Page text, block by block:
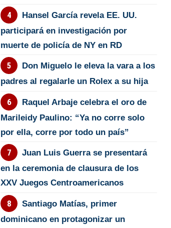
Hansel García revela EE. UU.
participará en investigación por
muerte de policía de NY en RD
Don Miguelo le eleva la vara a los
padres al regalarle un Rolex a su hija
Raquel Arbaje celebra el oro de
Marileidy Paulino: “Ya no corre solo
por ella, corre por todo un país”
Juan Luis Guerra se presentará
en la ceremonia de clausura de los
XXV Juegos Centroamericanos
Santiago Matías, primer
dominicano en protagonizar un